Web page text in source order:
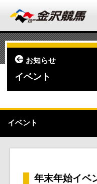
お知らせ
イベント
イベント
年末年始イベ